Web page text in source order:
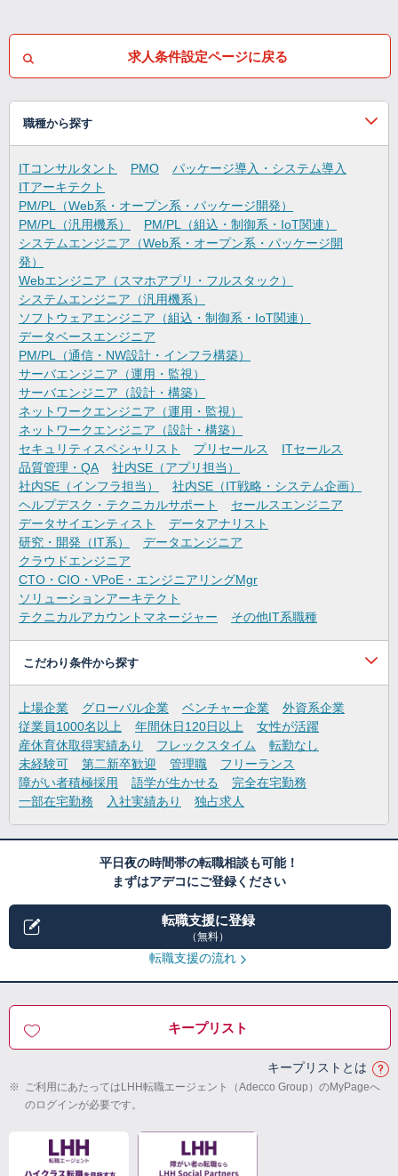
求人条件設定ページに戻る
職種から探す
ITコンサルタント PMO
パッケージ導入・システム導入
ITアーキテクト
PM/PL（Web系・オープン系・パッケージ開発）
PM/PL（汎用機系）
PM/PL（組込・制御系・IoT関連）
システムエンジニア（Web系・オープン系・パッケージ開
発）
Webエンジニア（スマホアプリ・フルスタック）
システムエンジニア（汎用機系）
ソフトウェアエンジニア（組込・制御系・IoT関連）
データベースエンジニア
PM/PL（通信・NW設計・インフラ構築）
サーバエンジニア（運用・監視）
サーバエンジニア（設計・構築）
ネットワークエンジニア（運用・監視）
ネットワークエンジニア（設計・構築）
セキュリティスペシャリスト
プリセールス
ITセールス
品質管理・QA
社内SE（アプリ担当）
社内SE（インフラ担当）
社内SE（IT戦略・システム企画）
ヘルプデスク・テクニカルサポート
セールスエンジニア
データサイエンティスト
データアナリスト
研究・開発（IT系）
データエンジニア
クラウドエンジニア
CTO・CIO・VPoE・エンジニアリングMgr
ソリューションアーキテクト
テクニカルアカウントマネージャー
その他IT系職種
こだわり条件から探す
上場企業 グローバル企業 ベンチャー企業
外資系企業
従業員1000名以上
年間休日120日以上
女性が活躍
産休育休取得実績あり
フレックスタイム
転勤なし
未経験可
第二新卒歓迎 管理職
フリーランス
障がい者積極採用
語学が生かせる
完全在宅勤務
一部在宅勤務
入社実績あり 独占求人
平日夜の時間帯の転職相談も可能！
まずはアデコにご登録ください
転職支援に登録
（無料）
転職支援の流れ
キープリスト
キープリストとは
※ ご利用にあたってはLHH転職エージェント（Adecco Group）のMyPageへ
のログインが必要です。